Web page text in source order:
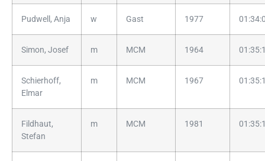
Pudwell, Anja w Gast 1977
Simon, Josef m MCM 1964
Schierhoff,
Elmar
m MCM 1967
Fildhaut,
Stefan
m MCM 1981